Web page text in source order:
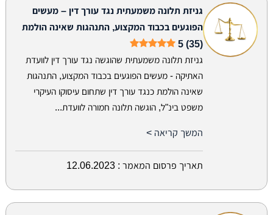
גניזת תלונה משמעתית נגד עורך דין – מעשים
הפוגעים בכבוד המקצוע, התנהגות שאינה הולמת
5 (35)
גניזת תלונה משמעתית שהוגשה נגד עורך דין לוועדת
האתיקה - מעשים הפוגעים בכבוד המקצוע, התנהגות
שאינה הולמת כנגד עורך דין שתחום עיסוקו העיקרי
משפט בינ"ל, הוגשה תלונה חמורה לוועדת...
המשך קריאה >
תאריך פרסום המאמר : 12.06.2023